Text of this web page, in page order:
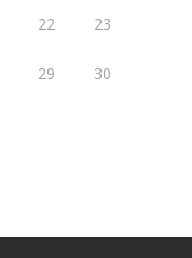
22 23
29 30